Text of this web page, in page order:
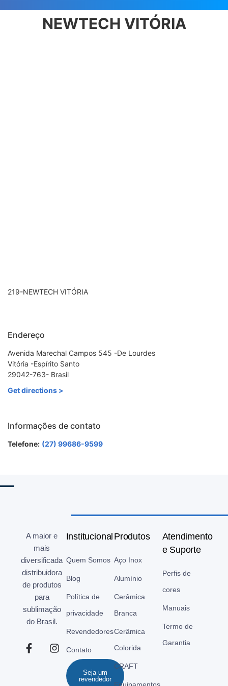
NEWTECH VITÓRIA
219-NEWTECH VITÓRIA
Endereço
Avenida Marechal Campos 545 -De Lourdes
Vitória -Espírito Santo
29042-763- Brasil
Get directions >
Informações de contato
Telefone: (27) 99686-9599
A maior e
mais
diversificada
distribuidora
de produtos
para
sublimação
do Brasil.
Institucional
Quem Somos
Blog
Política de
privacidade
Revendedores
Contato
Seja um
revendedor
Produtos
Aço Inox
Alumínio
Cerâmica
Branca
Cerâmica
Colorida
CRAFT
Equipamentos
Atendimento
e Suporte
Perfis de
cores
Manuais
Termo de
Garantia